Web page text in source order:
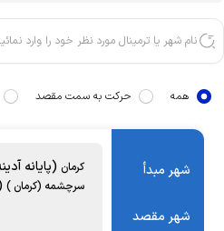
همه حرکت به سمت مقصد
شهر مبدأ
شهر مقصد
کرمان(پایانه
سرچشمه (کرمان )